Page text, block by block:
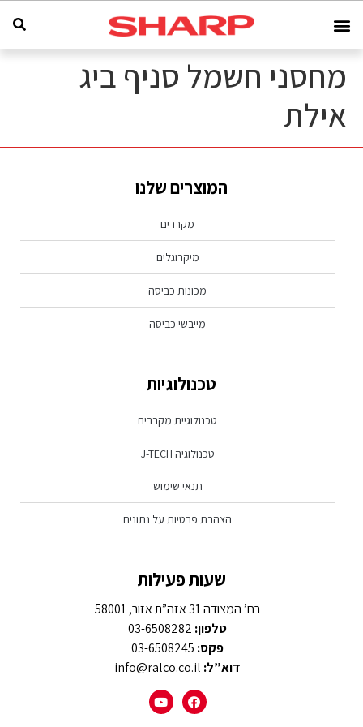
מחסני חשמל סניף ביג
אילת
המוצרים שלנו
מקררים
מיקרוגלים
מכונות כביסה
מייבשי כביסה
טכנולוגיות
טכנולוגיית מקררים
טכנולוגיה J-TECH
תנאי שימוש
הצהרת פרטיות על נתונים
שעות פעילות
רח’ המצודה 31 אזה”ת אזור, 58001
טלפון:
פקס:
דוא”ל: